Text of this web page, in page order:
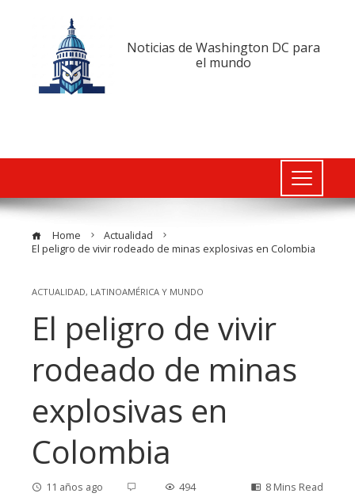
Noticias de Washington DC para
el mundo
Home
Actualidad
El peligro de vivir rodeado de minas explosivas en Colombia
ACTUALIDAD, LATINOAMÉRICA Y MUNDO
El peligro de vivir
rodeado de minas
explosivas en
Colombia
11 años ago 494 8 Mins Read